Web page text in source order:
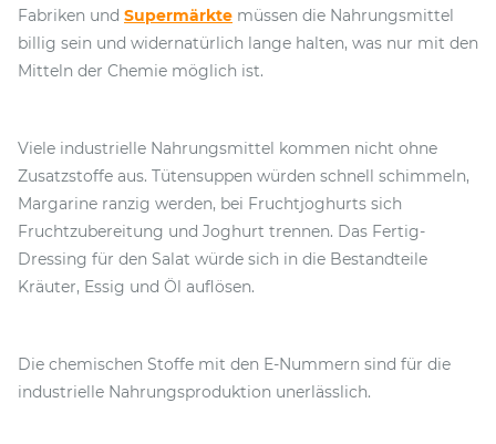
Fabriken und Supermärkte müssen die Nahrungsmittel
billig sein und widernatürlich lange halten, was nur mit den
Mitteln der Chemie möglich ist.
Viele industrielle Nahrungsmittel kommen nicht ohne
Zusatzstoffe aus. Tütensuppen würden schnell schimmeln,
Margarine ranzig werden, bei Fruchtjoghurts sich
Fruchtzubereitung und Joghurt trennen. Das Fertig-
Dressing für den Salat würde sich in die Bestandteile
Kräuter, Essig und Öl auflösen.
Die chemischen Stoffe mit den E-Nummern sind für die
industrielle Nahrungsproduktion unerlässlich.